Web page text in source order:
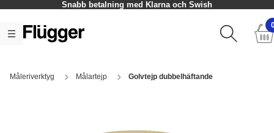
Snabb betalning med Klarna och Swish
Måleriverktyg Målartejp Golvtejp dubbelhäftande